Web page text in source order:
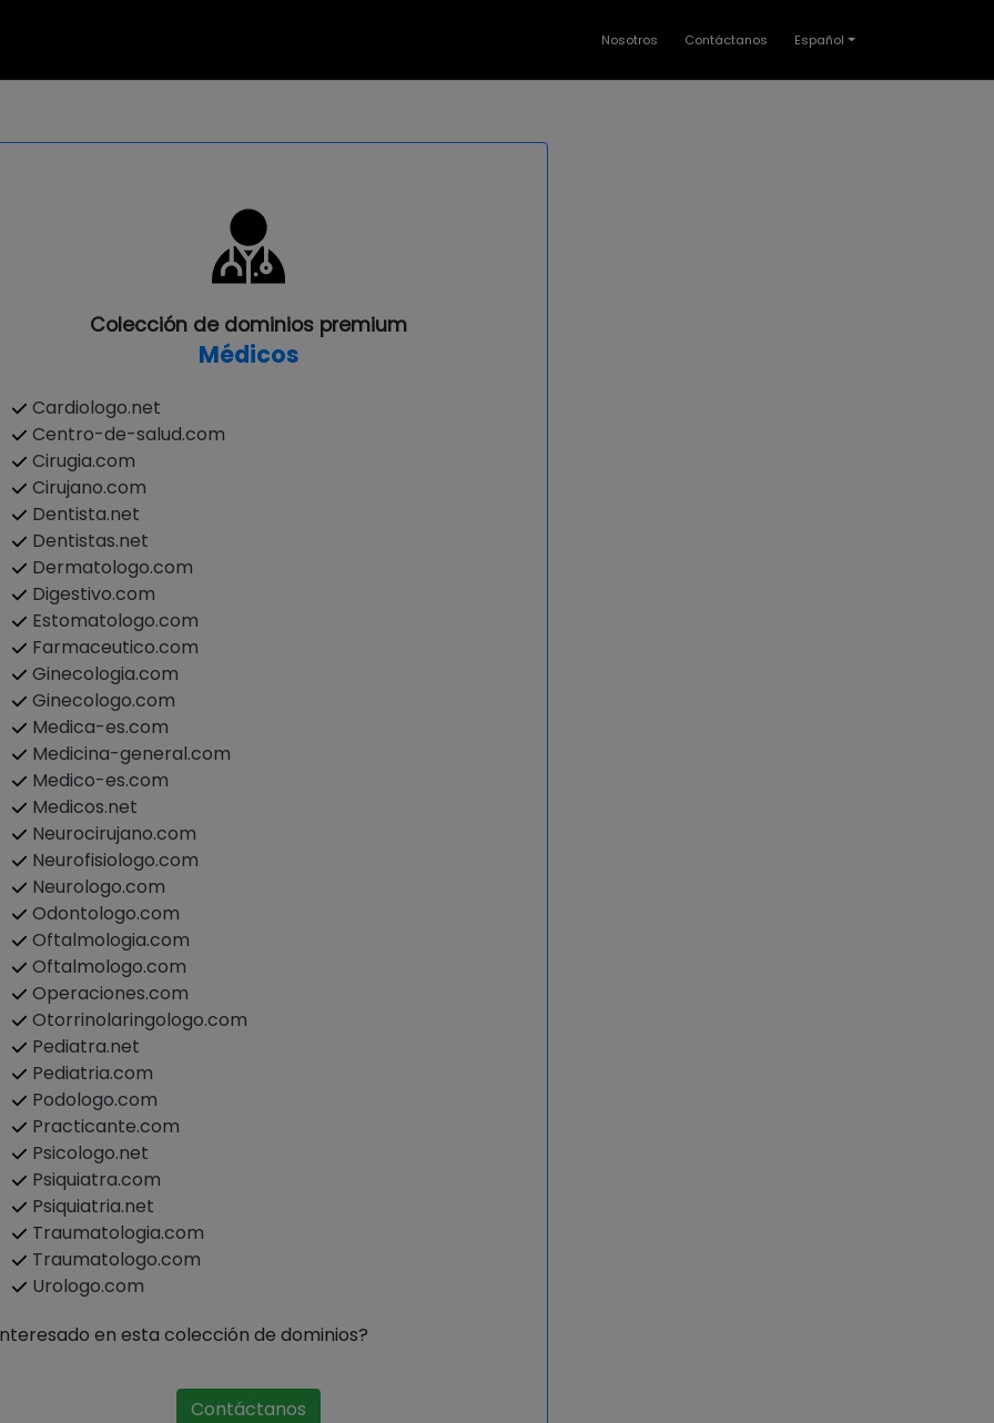
Nosotros Contáctanos Español
Colección de dominios premium
Médicos
Cardiologo.net
Centro-de-salud.com
Cirugia.com
Cirujano.com
Dentista.net
Dentistas.net
Dermatologo.com
Digestivo.com
Estomatologo.com
Farmaceutico.com
Ginecologia.com
Ginecologo.com
Medica-es.com
Medicina-general.com
Medico-es.com
Medicos.net
Neurocirujano.com
Neurofisiologo.com
Neurologo.com
Odontologo.com
Oftalmologia.com
Oftalmologo.com
Operaciones.com
Otorrinolaringologo.com
Pediatra.net
Pediatria.com
Podologo.com
Practicante.com
Psicologo.net
Psiquiatra.com
Psiquiatria.net
Traumatologia.com
Traumatologo.com
Urologo.com
en esta colección de dominios?
Contáctanos